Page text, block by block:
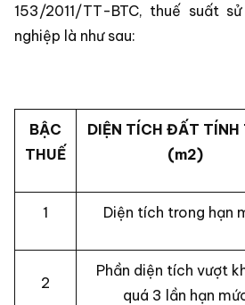
153/2011/TT-BTC, thuế suất
nghiệp là như sau:
BẬC
THUẾ
DIỆN TÍCH ĐẤT TÍNH
(m2)
1 Diện tích trong hạn
2
Phần diện tích vượt
quá 3 lần hạn